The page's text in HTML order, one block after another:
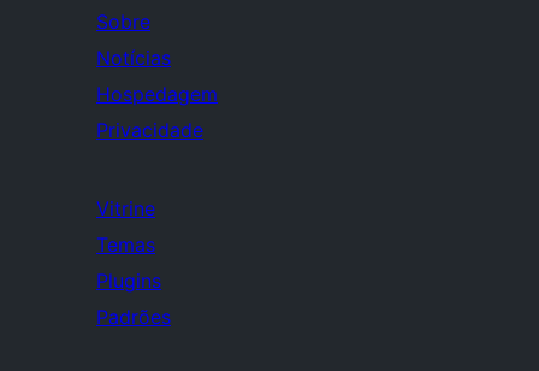
Sobre
Notícias
Hospedagem
Privacidade
Vitrine
Temas
Plugins
Padrões